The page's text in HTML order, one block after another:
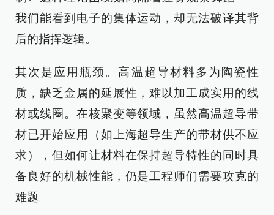
我们能看到电子的集体运动，却无法破译其背
后的指挥逻辑。
其次是应用瓶颈。高温超导材料多为陶瓷性
质，缺乏金属的延展性，难以加工成实用的线
材或线圈。在核聚变等领域，虽然高温超导带
材已开始应用（如上海超导生产的带材供不应
求），但如何让材料在保持超导特性的同时具
备良好的机械性能，仍是工程师们需要攻克的
难题。